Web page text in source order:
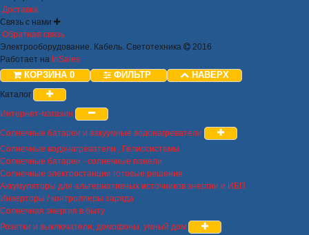
Доставка
Связь с нами
Обратная связь
Электрооборудование. Кабель. Светотехника
2016
Работает на InSales
КОРЗИНА 0 ФИЛЬТР НАВЕРХ
Каталог
Интернет-магазин
Солнечные батареи и вакуумные водонагреватели
Солнечные водонагреватели , Гелиосистемы
Солнечные батареи - солнечные панели
Солнечные электростанции готовые решения
Аккумуляторы для альтернативных источников энергии и ИБП
Инверторы / контроллеры заряда
Солнечная энергия в быту
Розетки и выключатели, домофоны, умный дом